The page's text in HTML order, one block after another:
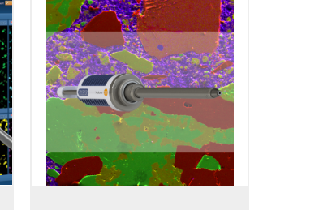
AZtecLiveOne software platform is
the ideal solution for carrying out a
complex task like EDS as quickly
and as easily as possible. No need
for substantial training or advanced
knowledge…